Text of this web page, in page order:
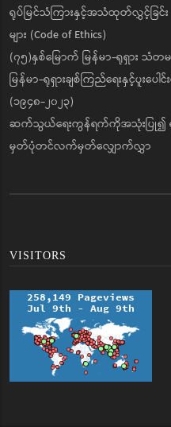
ရုပ်မြင်သံကြားနှင့်အသံထုတ်လွှင့်ခြ
များ (Code of Ethics)
(၇၅)နှစ်မြောက် မြန်မာ-ရုရှာ
မြန်မာ-ရုရှားချစ်ကြည်ရေးနှင့်ပူး
(၁၉၄၈-၂၀၂၃)
ဆက်သွယ်ရေးကွန်ရက်ကိုအသုံးပြု၍ ရု
မှတ်ပုံတင်လက်မှတ်လျှောက်လွှာ
VISITORS